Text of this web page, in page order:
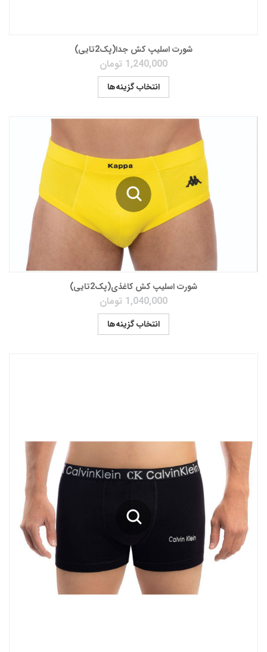
شورت اسلیپ کش جدا(پک2تایی)
1,240,000 تومان
انتخاب گزینه‌ها
شورت اسلیپ کش کاغذی(پک2تایی)
1,040,000 تومان
انتخاب گزینه‌ها